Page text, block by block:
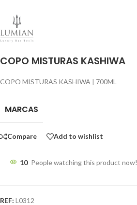
COPO MISTURAS KASHIWA
COPO MISTURAS KASHIWA | 700ML
MARCAS
Compare Add to wishlist
10 People watching this product now!
REF: L0312